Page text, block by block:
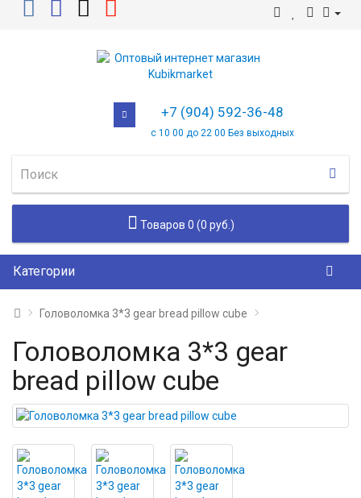
+7 (904) 592-36-48
с 10 00 до 22 00 Без выходных
Товаров 0 (0 руб.)
Категории
Головоломка 3*3 gear bread pillow cube
Головоломка 3*3 gear
bread pillow cube